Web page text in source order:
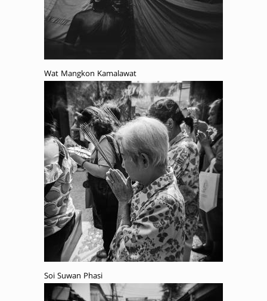
Wat Mangkon Kamalawat
Soi Suwan Phasi